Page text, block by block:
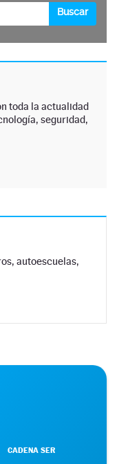
toda la actualidad
seguridad,
autoescuelas,
CADENA SER